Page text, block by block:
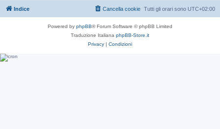
Indice Tutti gli orari sono UTC+02:00
Cancella cookie
Powered by phpBB® Forum Software © phpBB Limited
Traduzione Italiana phpBB-Store.it
Privacy | Condizioni